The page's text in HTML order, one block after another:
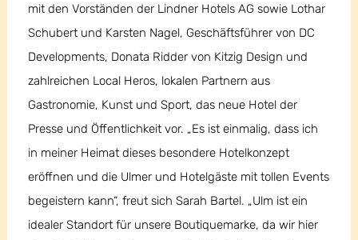
mit den Vorständen der Lindner Hotels AG sowie Lothar
Schubert und Karsten Nagel, Geschäftsführer von DC
Developments, Donata Ridder von Kitzig Design und
zahlreichen Local Heros, lokalen Partnern aus
Gastronomie, Kunst und Sport, das neue Hotel der
Presse und Öffentlichkeit vor. „Es ist einmalig, dass ich
in meiner Heimat dieses besondere Hotelkonzept
eröffnen und die Ulmer und Hotelgäste mit tollen Events
begeistern kann“, freut sich Sarah Bartel. „Ulm ist ein
idealer Standort für unsere Boutiquemarke, da wir hier